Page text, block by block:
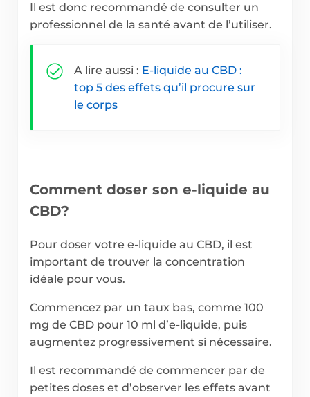
Il est donc recommandé de consulter un
professionnel de la santé avant de l’utiliser.
A lire aussi : E-liquide au CBD :
top 5 des effets qu’il procure sur
le corps
Comment doser son e-liquide au
CBD?
Pour doser votre e-liquide au CBD, il est
important de trouver la concentration
idéale pour vous.
Commencez par un taux bas, comme 100
mg de CBD pour 10 ml d’e-liquide, puis
augmentez progressivement si nécessaire.
Il est recommandé de commencer par de
petites doses et d’observer les effets avant